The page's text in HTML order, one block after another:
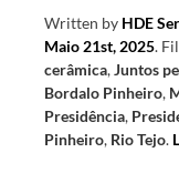
Written by HDE
Maio 21st, 2025.
cerâmica,Juntos
Bordalo Pinheiro,
Presidência,
Pinheiro, Rio Tejo.